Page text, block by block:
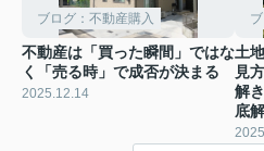
ブログ：不動産購入
不動産は「買った瞬間」ではな
く「売る時」で成否が決まる
2025.12.14
土
見
解
底